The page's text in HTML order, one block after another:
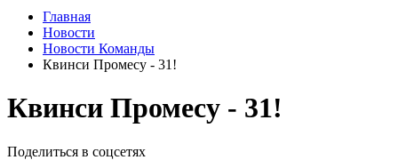
Главная
Новости
Новости Команды
Квинси Промесу - 31!
Квинси Промесу - 31!
Поделиться в соцсетях